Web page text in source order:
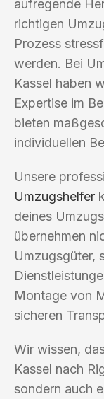
aufregende
richtigen
Prozess
werden. Bei
Kassel haben
Expertise im
bieten
individuellen
Unsere
Umzugshelfer
deines
übernehmen
Umzugsgüter,
Montage von
sicheren
Wir wissen,
Kassel nach
sondern auch